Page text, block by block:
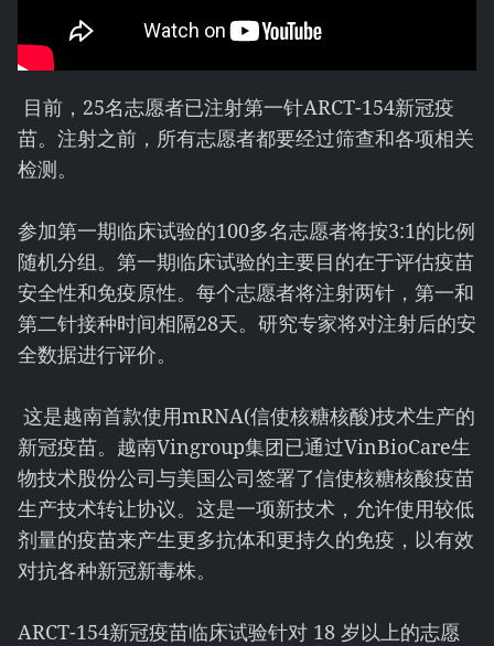
目前，25名志愿者已注射第一针ARCT-154新冠疫
苗。注射之前，所有志愿者都要经过筛查和各项相关
检测。
参加第一期临床试验的100多名志愿者将按3:1的比例
随机分组。第一期临床试验的主要目的在于评估疫苗
安全性和免疫原性。每个志愿者将注射两针，第一和
第二针接种时间相隔28天。研究专家将对注射后的安
全数据进行评价。
这是越南首款使用mRNA(信使核糖核酸)技术生产的
新冠疫苗。越南Vingroup集团已通过VinBioCare生
物技术股份公司与美国公司签署了信使核糖核酸疫苗
生产技术转让协议。这是一项新技术，允许使用较低
剂量的疫苗来产生更多抗体和更持久的免疫，以有效
对抗各种新冠新毒株。
ARCT-154新冠疫苗临床试验针对 18 岁以上的志愿